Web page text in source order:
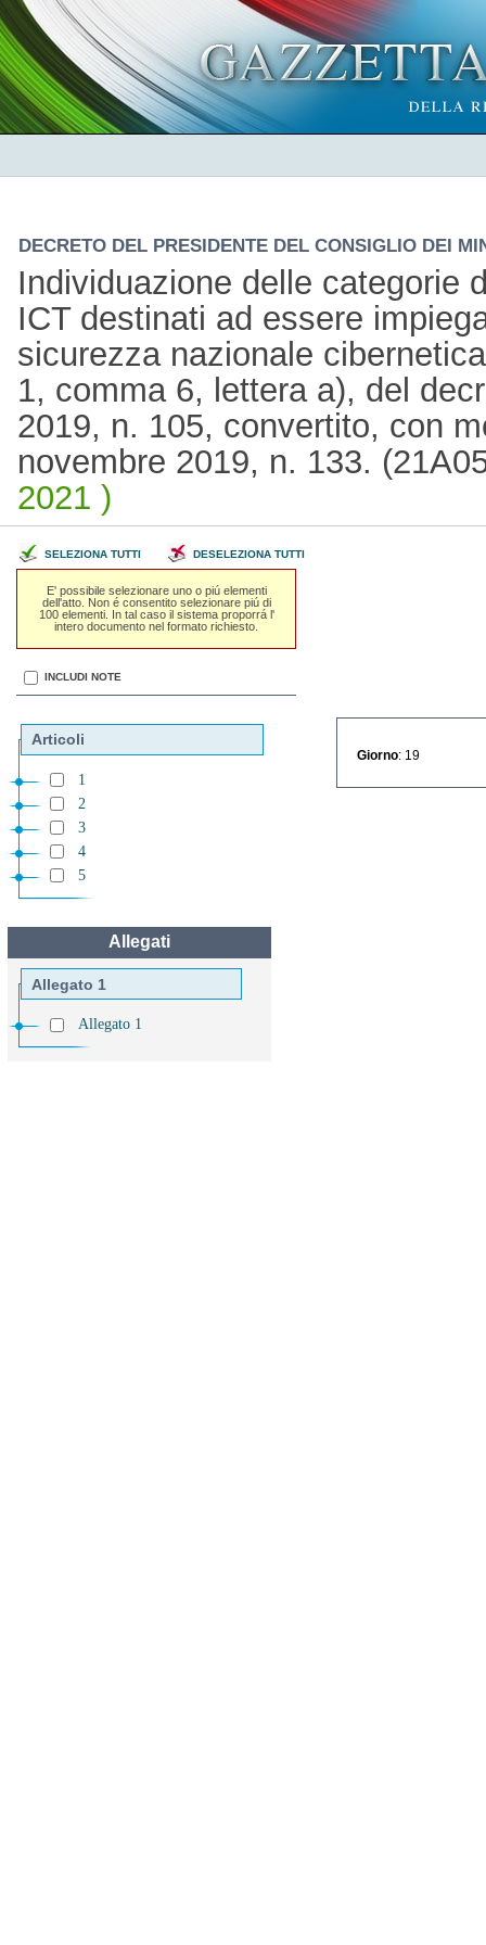
DECRETO DEL PRESIDENTE DEL CONSIGLIO DEI
Individuazione delle categorie
ICT destinati ad essere
sicurezza nazionale
1, comma 6, lettera a), del
2019, n. 105, convertito, con
novembre 2019, n. 133.
2021 )
SELEZIONA TUTTI DESELEZIONA TUTTI
E' possibile selezionare uno o piú elementi
dell'atto. Non é consentito selezionare piú di
100 elementi. In tal caso il sistema proporrá l'
intero documento nel formato richiesto.
INCLUDI NOTE
Articoli
1
2
3
4
5
Allegati
Allegato 1
Allegato 1
Giorno : 19